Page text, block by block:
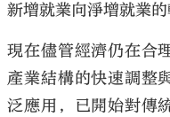
新增就業向淨增就業的
現在儘管經濟仍在合
產業結構的快速調整
泛應用，已開始對傳